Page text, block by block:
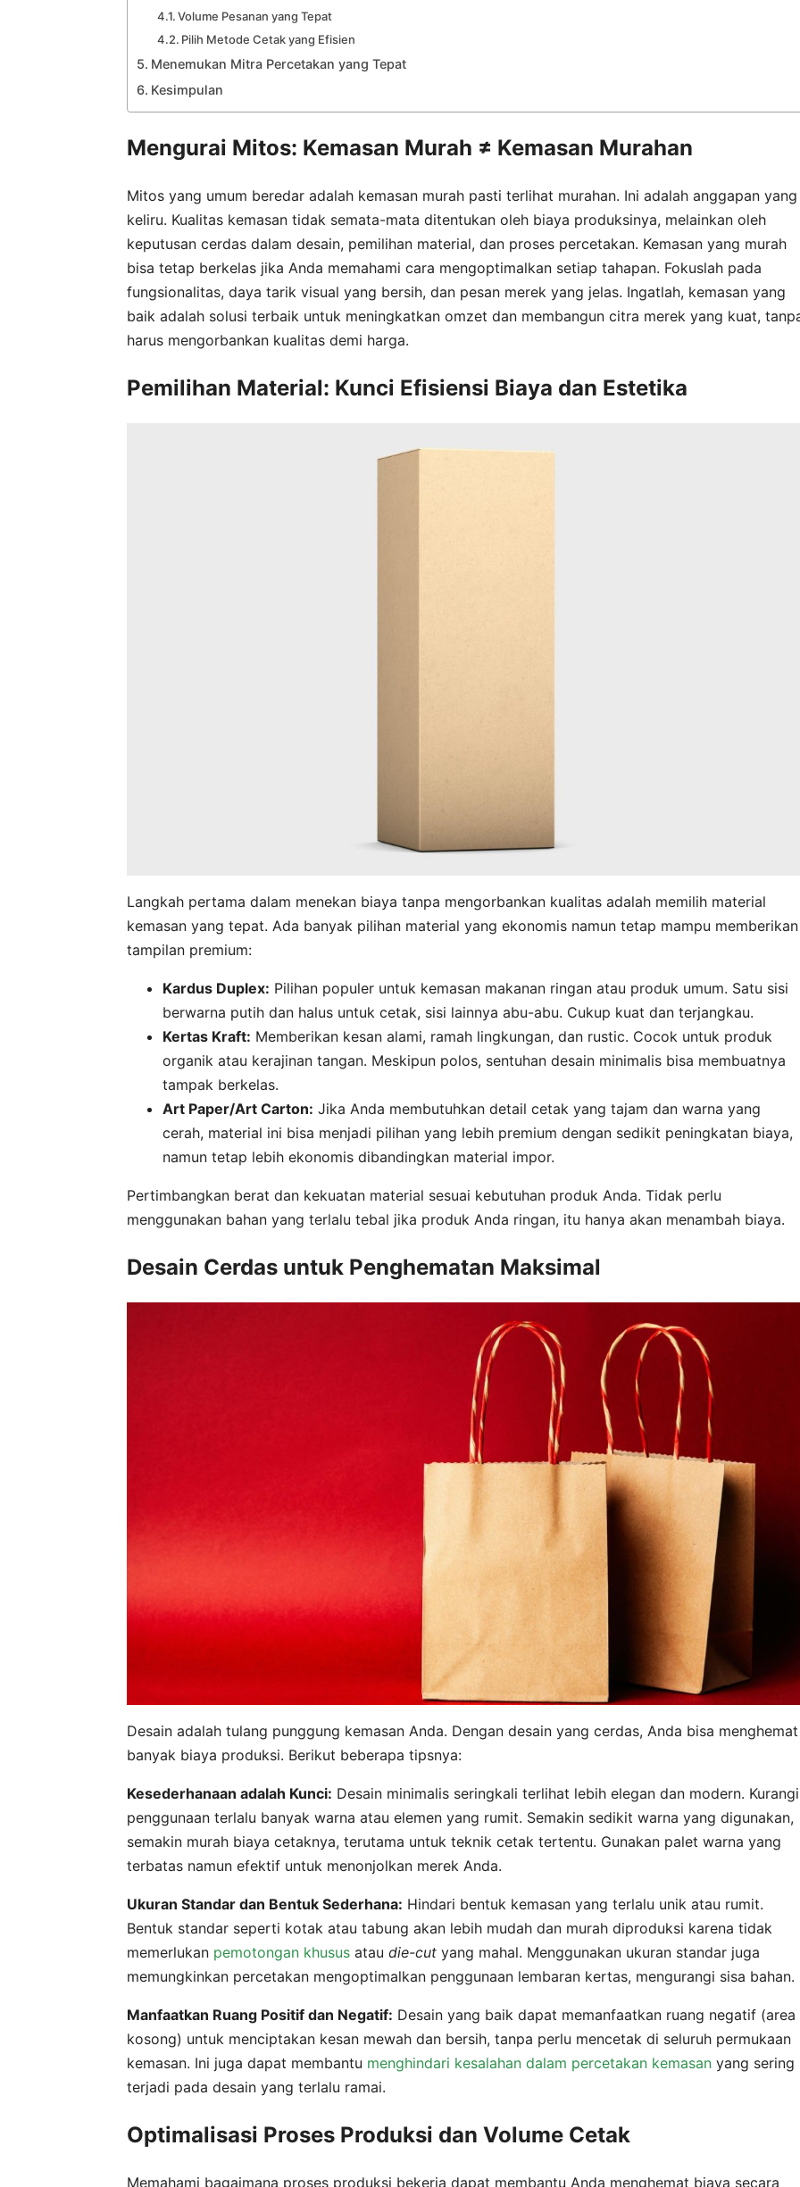
Volume Pesanan yang Tepat
Pilih Metode Cetak yang Efisien
Menemukan Mitra Percetakan yang Tepat
Kesimpulan
Mengurai Mitos: Kemasan Murah ≠ Kemasan Murahan
Mitos yang umum beredar adalah kemasan murah pasti terlihat murahan. Ini adalah anggapan yang
keliru. Kualitas kemasan tidak semata-mata ditentukan oleh biaya produksinya, melainkan oleh
keputusan cerdas dalam desain, pemilihan material, dan proses percetakan. Kemasan yang murah
bisa tetap berkelas jika Anda memahami cara mengoptimalkan setiap tahapan. Fokuslah pada
fungsionalitas, daya tarik visual yang bersih, dan pesan merek yang jelas. Ingatlah, kemasan yang
baik adalah solusi terbaik untuk meningkatkan omzet dan membangun citra merek yang kuat,
harus mengorbankan kualitas demi harga.
Pemilihan Material: Kunci Efisiensi Biaya dan Estetika
Langkah pertama dalam menekan biaya tanpa mengorbankan kualitas adalah memilih material
kemasan yang tepat. Ada banyak pilihan material yang ekonomis namun tetap mampu memberikan
tampilan premium:
Kardus Duplex: Pilihan populer untuk kemasan makanan ringan atau produk umum. Satu sisi
berwarna putih dan halus untuk cetak, sisi lainnya abu-abu. Cukup kuat dan terjangkau.
Kertas Kraft: Memberikan kesan alami, ramah lingkungan, dan rustic. Cocok untuk produk
organik atau kerajinan tangan. Meskipun polos, sentuhan desain minimalis bisa membuatnya
tampak berkelas.
Art Paper/Art Carton: Jika Anda membutuhkan detail cetak yang tajam dan warna yang
cerah, material ini bisa menjadi pilihan yang lebih premium dengan sedikit peningkatan biaya,
namun tetap lebih ekonomis dibandingkan material impor.
Pertimbangkan berat dan kekuatan material sesuai kebutuhan produk Anda. Tidak perlu
menggunakan bahan yang terlalu tebal jika produk Anda ringan, itu hanya akan menambah biaya.
Desain Cerdas untuk Penghematan Maksimal
Desain adalah tulang punggung kemasan Anda. Dengan desain yang cerdas, Anda bisa menghemat
banyak biaya produksi. Berikut beberapa tipsnya:
Kesederhanaan adalah Kunci: Desain minimalis seringkali terlihat lebih elegan dan modern. Kurangi
penggunaan terlalu banyak warna atau elemen yang rumit. Semakin sedikit warna yang digunakan,
semakin murah biaya cetaknya, terutama untuk teknik cetak tertentu. Gunakan palet warna yang
terbatas namun efektif untuk menonjolkan merek Anda.
Ukuran Standar dan Bentuk Sederhana: Hindari bentuk kemasan yang terlalu unik atau rumit.
Bentuk standar seperti kotak atau tabung akan lebih mudah dan murah diproduksi karena tidak
memerlukan pemotongan khusus atau die-cut yang mahal. Menggunakan ukuran standar juga
memungkinkan percetakan mengoptimalkan penggunaan lembaran kertas, mengurangi sisa bahan.
Manfaatkan Ruang Positif dan Negatif: Desain yang baik dapat memanfaatkan ruang negatif (area
kosong) untuk menciptakan kesan mewah dan bersih, tanpa perlu mencetak di seluruh permukaan
kemasan. Ini juga dapat membantu menghindari kesalahan dalam percetakan kemasan yang sering
terjadi pada desain yang terlalu ramai.
Optimalisasi Proses Produksi dan Volume Cetak
Memahami bagaimana proses produksi bekerja dapat membantu Anda menghemat biaya secara